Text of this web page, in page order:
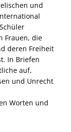
und
Frauen, die
deren Freiheit
In Briefen
auf,
und Unrecht
Worten und